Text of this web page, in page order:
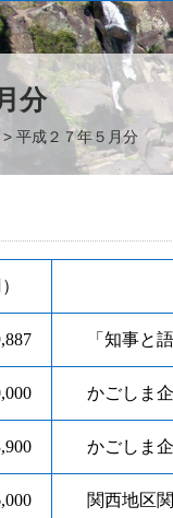
分
> 平成２７年５月分
「知事と語
かごしま企
かごしま
関西地区